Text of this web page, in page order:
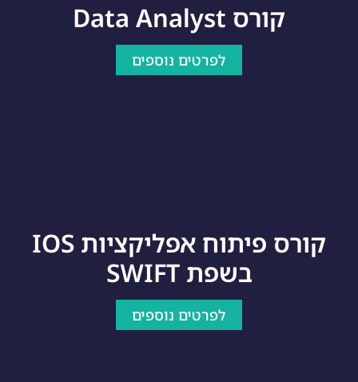
קורס Data Analyst
לפרטים נוספים
קורס פיתוח אפליקציות IOS
בשפת SWIFT
לפרטים נוספים